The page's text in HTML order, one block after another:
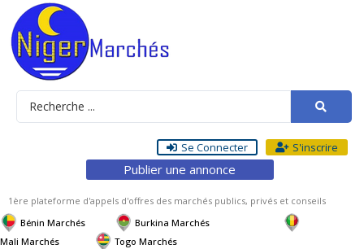
Se Connecter S'inscrire
Publier une annonce
1ère plateforme d'appels d'offres des marchés publics, privés et conseils
Bénin Marchés
Burkina Marchés
Mali Marchés
Togo Marchés